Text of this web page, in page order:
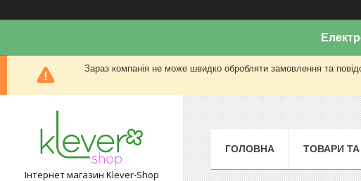
Зараз компанія не може швидко обробляти замовлення та
Інтернет магазин Klever-Shop
ГОЛОВНА ТОВАРИ